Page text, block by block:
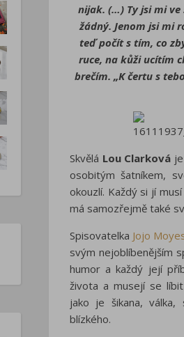
nijak. (…) Ty jsi mi ve
žádný. Jenom jsi mi
teď počít s tím, co
ruce, na kůži ucítím
brečím. „K čertu s
Skvělá Lou Clarková
osobitým šatníkem,
okouzlí. Každý si jí
má samozřejmě také
Spisovatelka Jojo
svým nejoblíbenějším
humor a každý její
života a musejí se
jako je šikana,
blízkého.